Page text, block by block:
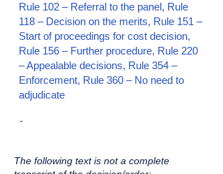
Rule 102 – Referral to the panel, Rule
118 – Decision on the merits, Rule 151 –
Start of proceedings for cost decision,
Rule 156 – Further procedure, Rule 220
– Appealable decisions, Rule 354 –
Enforcement, Rule 360 – No need to
adjudicate
-
The following text is not a complete